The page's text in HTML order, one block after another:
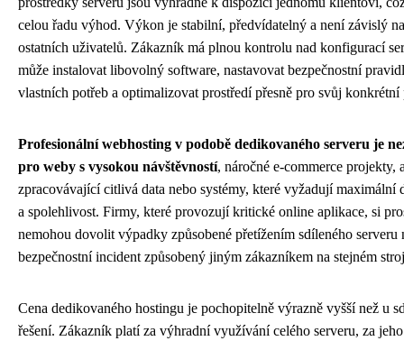
celou řadu výhod. Výkon je stabilní, předvídatelný a není závislý
ostatních uživatelů. Zákazník má plnou kontrolu nad konfigurací
může instalovat libovolný software, nastavovat bezpečnostní
vlastních potřeb a optimalizovat prostředí přesně pro svůj konkrétní
Profesionální webhosting v podobě dedikovaného serveru je
pro weby s vysokou návštěvností, náročné e-commerce projekty,
zpracovávající citlivá data nebo systémy, které vyžadují maximální
a spolehlivost. Firmy, které provozují kritické online aplikace, si
nemohou dovolit výpadky způsobené přetížením sdíleného serveru
bezpečnostní incident způsobený jiným zákazníkem na stejném
Cena dedikovaného hostingu je pochopitelně výrazně vyšší než u
řešení. Zákazník platí za výhradní využívání celého serveru, za